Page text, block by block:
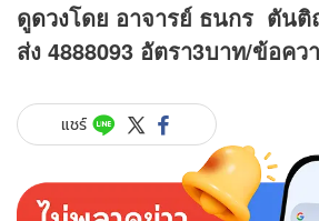
ดูดวงโดย อาจารย์ ธนกร ตันติ
ส่ง 4888093 อัตรา3บาท/ข้อคว
แชร์